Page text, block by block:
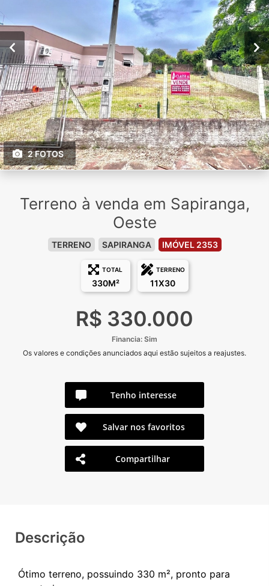
2 FOTOS
Terreno à venda em Sapiranga,
Oeste
TERRENO SAPIRANGA IMÓVEL 2353
TOTAL
330M²
TERRENO
11X30
R$ 330.000
Financia: Sim
Os valores e condições anunciados aqui estão sujeitos a reajustes.
Tenho interesse
Salvar nos favoritos
Compartilhar
Descrição
Ótimo terreno, possuindo 330 m², pronto para